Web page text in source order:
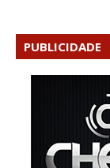
PUBLICIDADE